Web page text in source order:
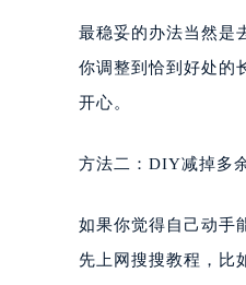
重
郑
沈阳
温州
哈尔
最稳妥的办法当然是
你调整到恰到好处的
开心。
方法二：DIY减掉多
如果你觉得自己动手
先上网搜搜教程，比